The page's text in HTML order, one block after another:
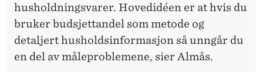
husholdningsvarer. Hovedidéen er at hvis du
bruker budsjettandel som metode og
detaljert husholdsinformasjon så unngår du
en del av måleproblemene, sier Almås.